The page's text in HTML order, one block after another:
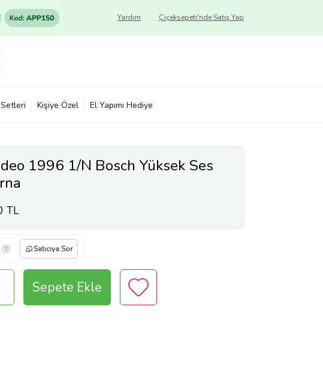
Çiçeksepeti'nde Satış Yap
Yardım
Kişiye Özel El Yapımı Hediye
1996 1/N Bosch Yüksek Ses
TL
Satıcıya Sor
Sepete Ekle